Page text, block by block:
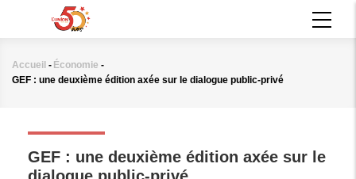
principal
Fil
Accueil - Économie -
GEF : une deuxième édition axée sur le dialogue public-privé
GEF : une deuxième édition axée sur le